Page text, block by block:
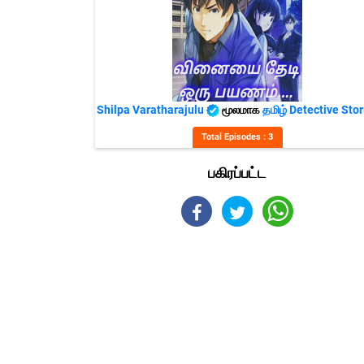
Shilpa Varatharajulu மூலமாகதமிழ் Detective
Total Episodes : 3
பகிரப்பட்ட